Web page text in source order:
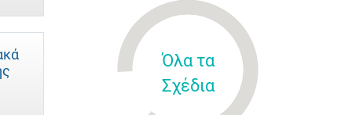
Όλα τα
Σχέδια